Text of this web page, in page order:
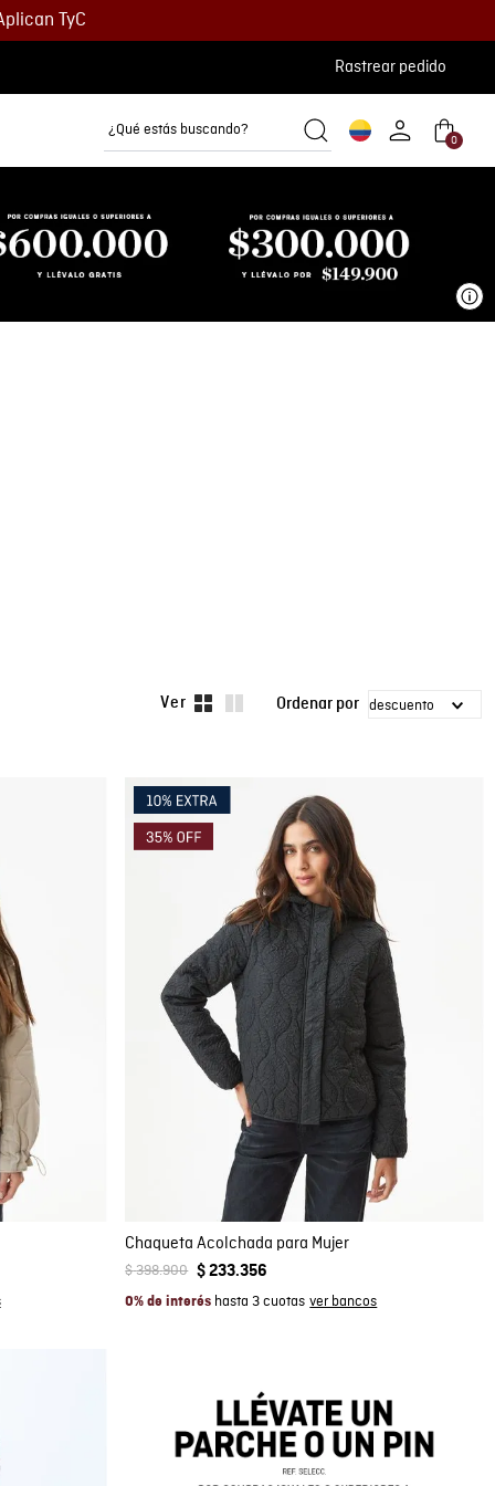
TyC
Rastrear pedido
¿Qué estás buscando?
0
descuento
Compra rápida
AGREGAR AL CARRITO
Chaqueta Acolchada para Mujer
$398.900 $ 233.356
0% de interés hasta 3 cuotas